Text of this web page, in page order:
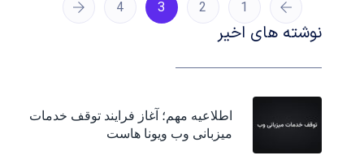
1
2
3
4
نوشته های اخیر
اطلاعیه مهم؛ آغاز فرایند توقف خدمات
میزبانی وب ویونا هاست